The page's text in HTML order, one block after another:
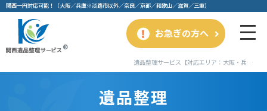
関⻄⼀円対応可能！（⼤阪／兵庫※淡路市以外／奈良／京都／和歌⼭／滋賀／三重）
お急ぎの方へ
遺品整理サービス【対応エリア：大阪・兵庫】
遺品整理